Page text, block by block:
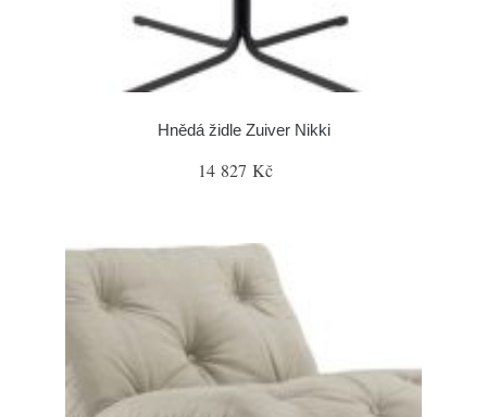
Hnědá židle Zuiver Nikki
14 827 Kč